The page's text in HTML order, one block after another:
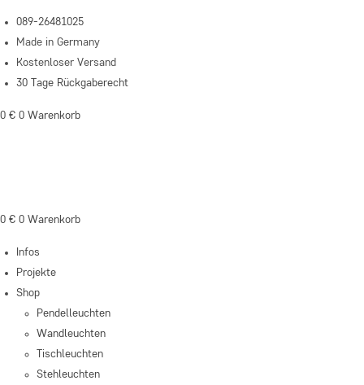
Zum
Inhalt
springen
089-26481025
Made in Germany
Kostenloser Versand
30 Tage Rückgaberecht
0 € 0 Warenkorb
0 € 0 Warenkorb
Infos
Projekte
Shop
Pendelleuchten
Wandleuchten
Tischleuchten
Stehleuchten